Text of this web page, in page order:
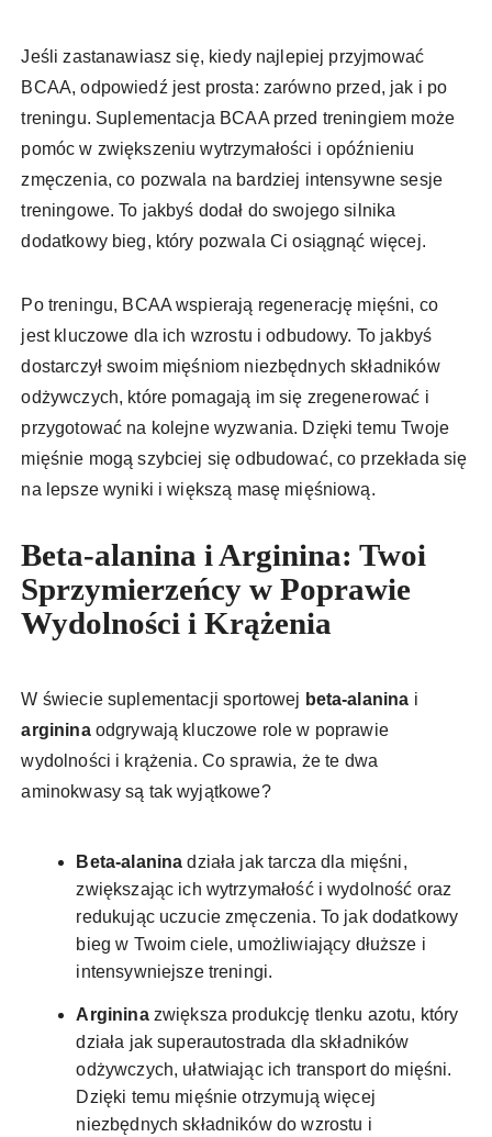
Jeśli zastanawiasz się, kiedy najlepiej przyjmować
BCAA, odpowiedź jest prosta: zarówno przed, jak i po
treningu. Suplementacja BCAA przed treningiem może
pomóc w zwiększeniu wytrzymałości i opóźnieniu
zmęczenia, co pozwala na bardziej intensywne sesje
treningowe. To jakbyś dodał do swojego silnika
dodatkowy bieg, który pozwala Ci osiągnąć więcej.
Po treningu, BCAA wspierają regenerację mięśni, co
jest kluczowe dla ich wzrostu i odbudowy. To jakbyś
dostarczył swoim mięśniom niezbędnych składników
odżywczych, które pomagają im się zregenerować i
przygotować na kolejne wyzwania. Dzięki temu Twoje
mięśnie mogą szybciej się odbudować, co przekłada się
na lepsze wyniki i większą masę mięśniową.
Beta-alanina i Arginina: Twoi
Sprzymierzeńcy w Poprawie
Wydolności i Krążenia
W świecie suplementacji sportowej beta-alanina i
argininaodgrywają kluczowe role w poprawie
wydolności i krążenia. Co sprawia, że te dwa
aminokwasy są tak wyjątkowe?
Beta-alanina działa jak tarcza dla mięśni,
zwiększając ich wytrzymałość i wydolność oraz
redukując uczucie zmęczenia. To jak dodatkowy
bieg w Twoim ciele, umożliwiający dłuższe i
intensywniejsze treningi.
Argininazwiększa produkcję tlenku azotu, który
działa jak superautostrada dla składników
odżywczych, ułatwiając ich transport do mięśni.
Dzięki temu mięśnie otrzymują więcej
niezbędnych składników do wzrostu i